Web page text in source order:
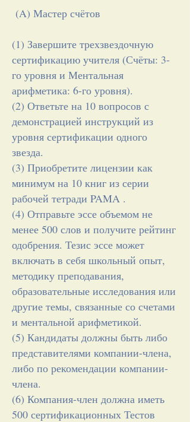
(A) Мастер счётов
(1) Завершите трехзвездочную
сертификацию учителя (Счёты: 3-
го уровня и Ментальная
арифметика: 6-го уровня).
(2) Ответьте на 10 вопросов с
демонстрацией инструкций из
уровня сертификации одного
звезда.
(3) Приобретите лицензии как
минимум на 10 книг из серии
рабочей тетради PAMA .
(4) Отправьте эссе объемом не
менее 500 слов и получите рейтинг
одобрения. Тезис эссе может
включать в себя школьный опыт,
методику преподавания,
образовательные исследования или
другие темы, связанные со счетами
и ментальной арифметикой.
(5) Кандидаты должны быть либо
представителями компании-члена,
либо по рекомендации компании-
члена.
(6) Компания-член должна иметь
500 сертификационных Тестов